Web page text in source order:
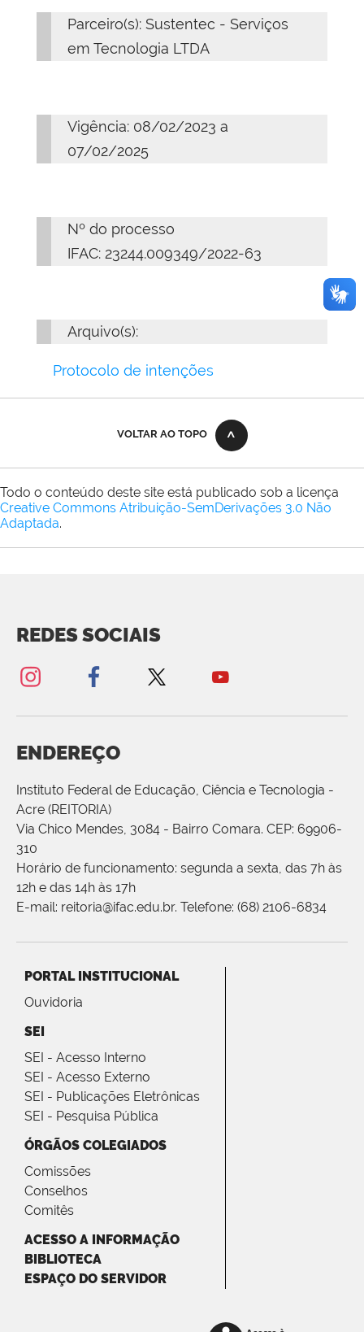
Parceiro(s): Sustentec - Serviços
em Tecnologia LTDA
Vigência: 08/02/2023 a
07/02/2025
Nº do processo
IFAC: 23244.009349/2022-63
Arquivo(s):
Protocolo de intenções
VOLTAR AO TOPO
Todo o conteúdo deste site está publicado sob a licença
Creative Commons Atribuição-SemDerivações 3.0 Não
Adaptada.
REDES SOCIAIS
ENDEREÇO
Instituto Federal de Educação, Ciência e Tecnologia -
Acre (REITORIA)
Via Chico Mendes, 3084 - Bairro Comara. CEP: 69906-
310
Horário de funcionamento: segunda a sexta, das 7h às
12h e das 14h às 17h
E-mail: reitoria@ifac.edu.br. Telefone: (68) 2106-6834
PORTAL INSTITUCIONAL
Ouvidoria
SEI
SEI - Acesso Interno
SEI - Acesso Externo
SEI - Publicações Eletrônicas
SEI - Pesquisa Pública
ÓRGÃOS COLEGIADOS
Comissões
Conselhos
Comitês
ACESSO A INFORMAÇÃO
BIBLIOTECA
ESPAÇO DO SERVIDOR